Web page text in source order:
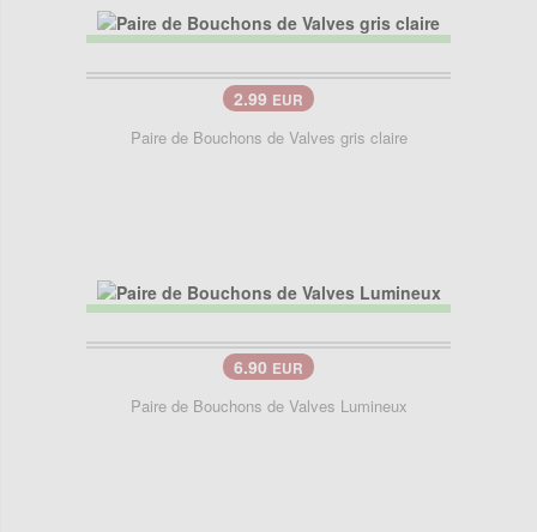
2.99 EUR
Paire de Bouchons de Valves gris claire
6.90 EUR
Paire de Bouchons de Valves Lumineux